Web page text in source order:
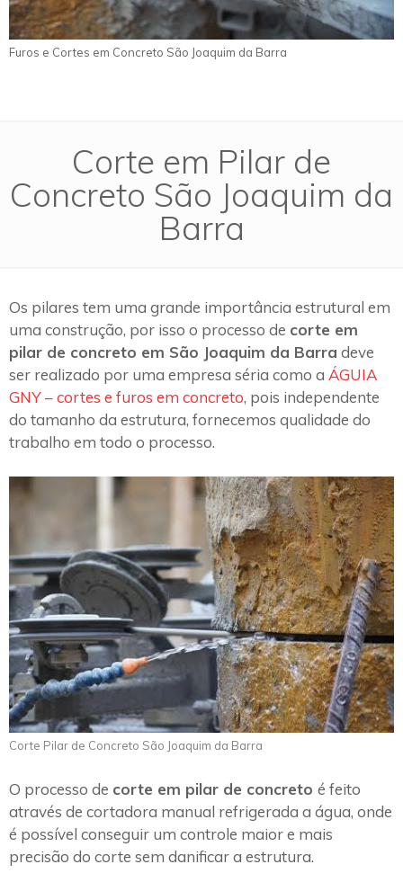
Furos e Cortes em Concreto São Joaquim da Barra
Corte em Pilar de
Concreto São Joaquim da
Barra
Os pilares tem uma grande importância estrutural em
uma construção, por isso o processo de corte em
pilar de concreto em São Joaquim da Barra deve
ser realizado por uma empresa séria como a ÁGUIA
GNY – cortes e furos em concreto, pois independente
do tamanho da estrutura, fornecemos qualidade do
trabalho em todo o processo.
Corte Pilar de Concreto São Joaquim da Barra
O processo de corte em pilar de concreto é feito
através de cortadora manual refrigerada a água, onde
é possível conseguir um controle maior e mais
precisão do corte sem danificar a estrutura.